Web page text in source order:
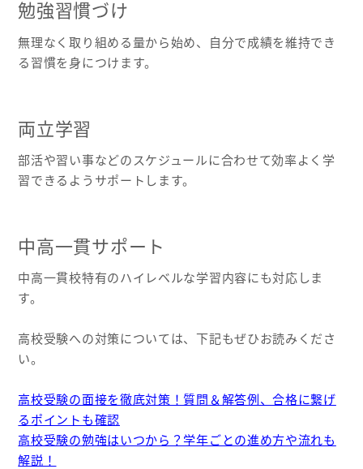
勉強習慣づけ
無理なく取り組める量から始め、自分で成績を維持でき
る習慣を身につけます。
両立学習
部活や習い事などのスケジュールに合わせて効率よく学
習できるようサポートします。
中高一貫サポート
中高一貫校特有のハイレベルな学習内容にも対応しま
す。
高校受験への対策については、下記もぜひお読みくださ
い。
高校受験の面接を徹底対策！質問＆解答例、合格に繋げ
るポイントも確認
高校受験の勉強はいつから？学年ごとの進め方や流れも
解説！